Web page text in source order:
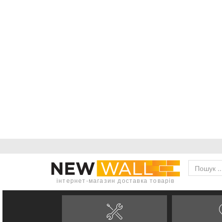
інтернет-магазин доставка товарів